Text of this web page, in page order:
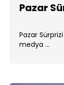
Pazar
Pazar
medya ...